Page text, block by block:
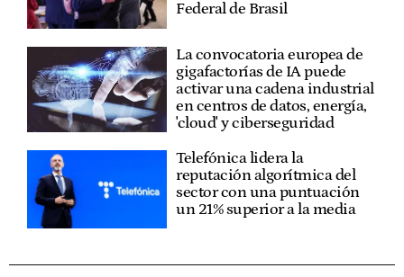
Federal de Brasil
La convocatoria europea de
gigafactorías de IA puede
activar una cadena industrial
en centros de datos, energía,
'cloud' y ciberseguridad
Telefónica lidera la
reputación algorítmica del
sector con una puntuación
un 21% superior a la media